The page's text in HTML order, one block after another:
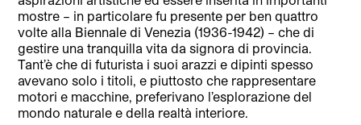
mostre – in particolare fu presente per ben quattro
volte alla Biennale di Venezia (1936-1942) – che di
gestire una tranquilla vita da signora di provincia.
Tant’è che di futurista i suoi arazzi e dipinti spesso
avevano solo i titoli, e piuttosto che rappresentare
motori e macchine, preferivano l’esplorazione del
mondo naturale e della realtà interiore.